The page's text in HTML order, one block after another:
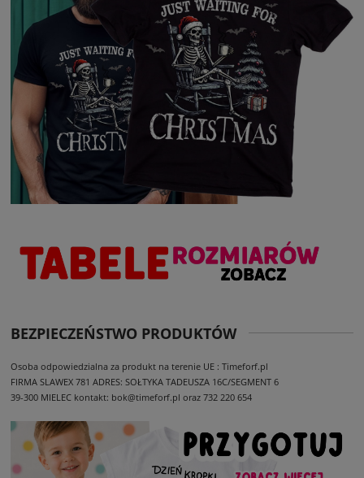
BEZPIECZEŃSTWO PRODUKTÓW
Osoba odpowiedzialna za produkt na terenie UE : Timeforf.pl
FIRMA SLAWEX 781 ADRES: SOŁTYKA TADEUSZA 16C/SEGMENT 6
39-300 MIELEC kontakt: bok@timeforf.pl oraz 732 220 654